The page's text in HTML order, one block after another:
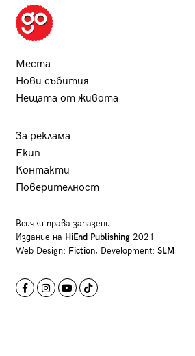
Места
Нови събития
Нещата от живота
За реклама
Екип
Контакти
Поверителност
Всички права запазени.
Издание на HiEnd Publishing2021
Web Design: Fiction, Development: SLM